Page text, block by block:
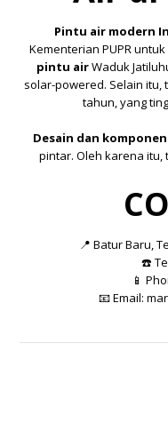
Pintu air modern
Kementerian PUPR
pintu airWaduk
solar-powered. Selain itu,
tahun, yang
Desain dan
pintar. Oleh karena itu,
📍 Batur Baru,
☎️
📱
📧 Email: